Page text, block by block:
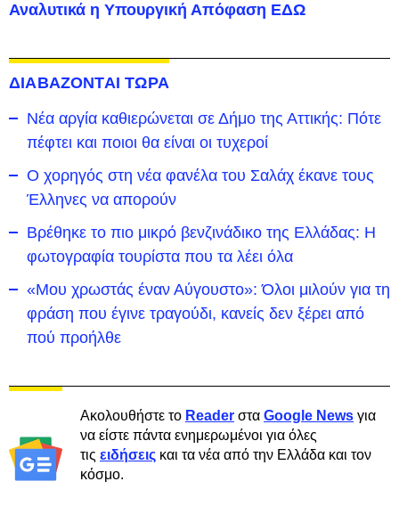
Αναλυτικά η Υπουργική Απόφαση ΕΔΩ
ΔΙΑΒΑΖΟΝΤΑΙ ΤΩΡΑ
Νέα αργία καθιερώνεται σε Δήμο της Αττικής: Πότε
πέφτει και ποιοι θα είναι οι τυχεροί
Ο χορηγός στη νέα φανέλα του Σαλάχ έκανε τους
Έλληνες να απορούν
Βρέθηκε το πιο μικρό βενζινάδικο της Ελλάδας: Η
φωτογραφία τουρίστα που τα λέει όλα
«Μου χρωστάς έναν Αύγουστο»: Όλοι μιλούν για τη
φράση που έγινε τραγούδι, κανείς δεν ξέρει από
πού προήλθε
Ακολουθήστε το Reader στα Google News για
να είστε πάντα ενημερωμένοι για όλες
τις ειδήσεις και τα νέα από την Ελλάδα και τον
κόσμο.